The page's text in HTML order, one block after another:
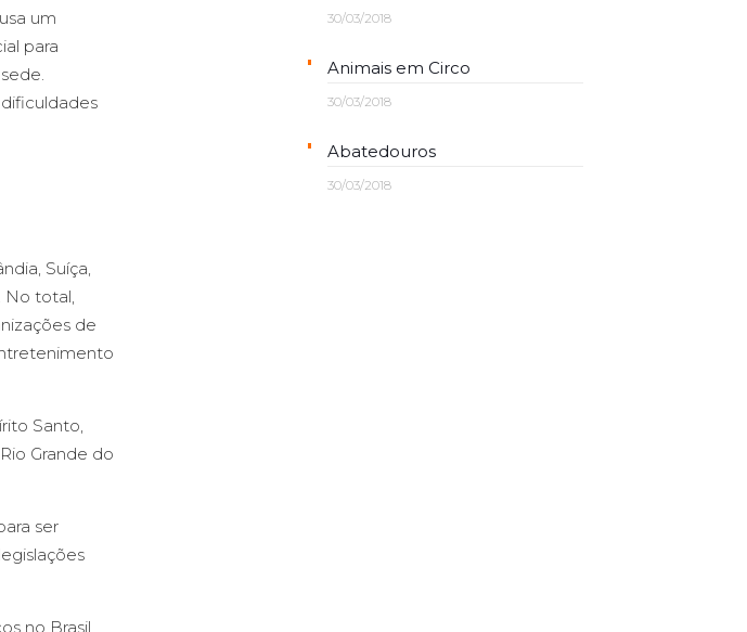
um
para
Suíça,
No total,
de
Santo,
Grande do
ser
no Brasil
30/03/2018
Animais em Circo
30/03/2018
Abatedouros
30/03/2018